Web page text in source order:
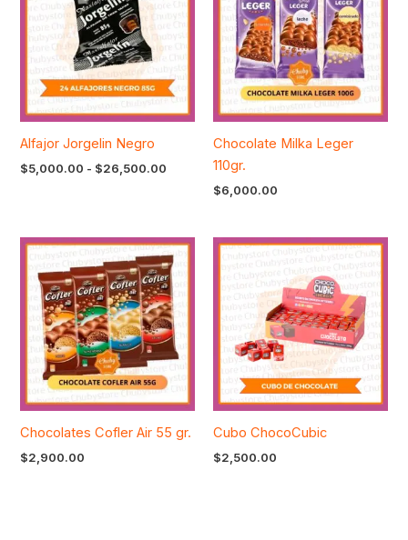
Alfajor Jorgelin Negro
$5,000.00 - $26,500.00
$5,000.00
$26,500.00
Chocolate Milka Leger
110gr.
$6,000.00
Chocolates Cofler Air 55 gr.
$2,900.00
Cubo ChocoCubic
$2,500.00